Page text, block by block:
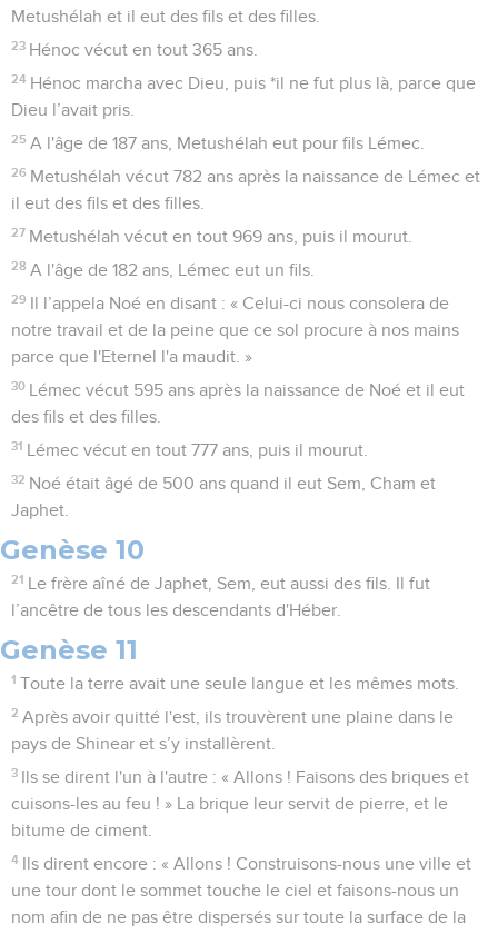
Metushélah et il eut des fils et des filles.
23 Hénoc vécut en tout 365 ans.
24 Hénoc marcha avec Dieu, puis *il ne fut plus là, parce que
Dieu l’avait pris.
25 A l'âge de 187 ans, Metushélah eut pour fils Lémec.
26 Metushélah vécut 782 ans après la naissance de Lémec et
il eut des fils et des filles.
27 Metushélah vécut en tout 969 ans, puis il mourut.
28 A l'âge de 182 ans, Lémec eut un fils.
29
Il l’appela Noé en disant : « Celui-ci nous consolera de
notre travail et de la peine que ce sol procure à nos mains
parce que l'Eternel l'a maudit. »
30
Lémec vécut 595 ans après la naissance de Noé et il eut
des fils et des filles.
31 Lémec vécut en tout 777 ans, puis il mourut.
32 Noé était âgé de 500 ans quand il eut Sem, Cham et
Japhet.
Genèse 10
21
Le frère aîné de Japhet, Sem, eut aussi des fils. Il fut
l’ancêtre de tous les descendants d'Héber.
Genèse 11
1 Toute la terre avait une seule langue et les mêmes mots.
2 Après avoir quitté l'est, ils trouvèrent une plaine dans le
pays de Shinear et s’y installèrent.
3
Ils se dirent l'un à l'autre : « Allons ! Faisons des briques et
cuisons-les au feu ! » La brique leur servit de pierre, et le
bitume de ciment.
4
Ils dirent encore : « Allons ! Construisons-nous une ville et
une tour dont le sommet touche le ciel et faisons-nous un
nom afin de ne pas être dispersés sur toute la surface de la